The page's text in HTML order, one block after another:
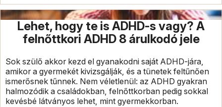
Lehet, hogy te is ADHD-s vagy? A
felnőttkori ADHD 8 árulkodó jele
Sok szülő akkor kezd el gyanakodni saját ADHD-jára,
amikor a gyermekét kivizsgálják, és a tünetek feltűnően
ismerősnek tűnnek. Nem véletlenül: az ADHD gyakran
halmozódik a családokban, felnőttkorban pedig sokkal
kevésbé látványos lehet, mint gyermekkorban.